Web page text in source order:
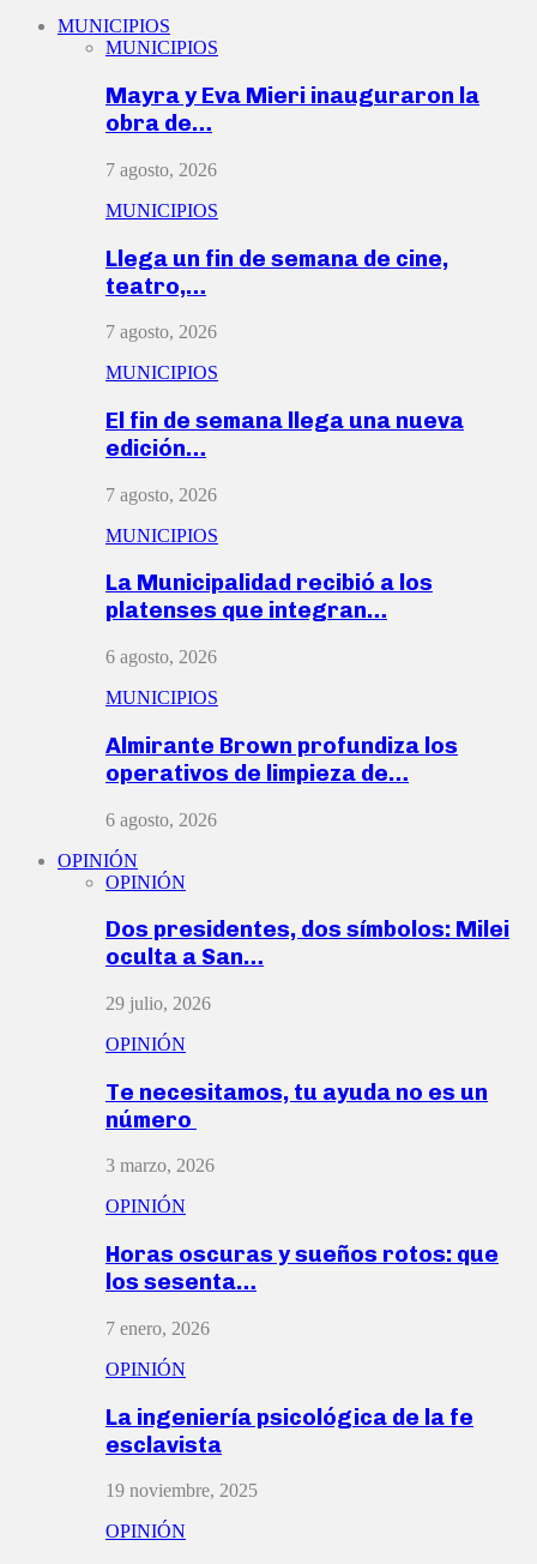
MUNICIPIOS
MUNICIPIOS
Mayra y Eva Mieri inauguraron la
obra de…
7 agosto, 2026
MUNICIPIOS
Llega un fin de semana de cine,
teatro,…
7 agosto, 2026
MUNICIPIOS
El fin de semana llega una nueva
edición…
7 agosto, 2026
MUNICIPIOS
La Municipalidad recibió a los
platenses que integran…
6 agosto, 2026
MUNICIPIOS
Almirante Brown profundiza los
operativos de limpieza de…
6 agosto, 2026
OPINIÓN
OPINIÓN
Dos presidentes, dos símbolos: Milei
oculta a San…
29 julio, 2026
OPINIÓN
Te necesitamos, tu ayuda no es un
número
3 marzo, 2026
OPINIÓN
Horas oscuras y sueños rotos: que
los sesenta…
7 enero, 2026
OPINIÓN
La ingeniería psicológica de la fe
esclavista
19 noviembre, 2025
OPINIÓN